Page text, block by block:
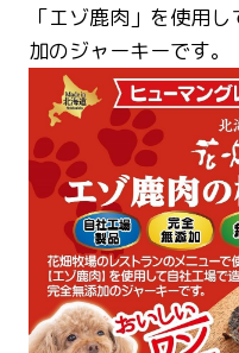
「エゾ鹿肉」を使用
加のジャーキーです。